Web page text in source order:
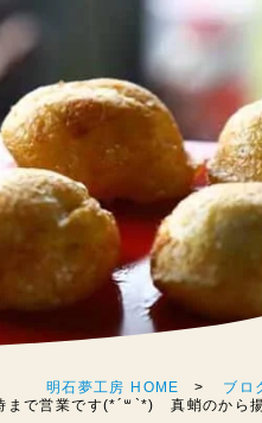
明石夢工房 HOME ブロ
で営業です(*´꒳`*) 真蛸のから